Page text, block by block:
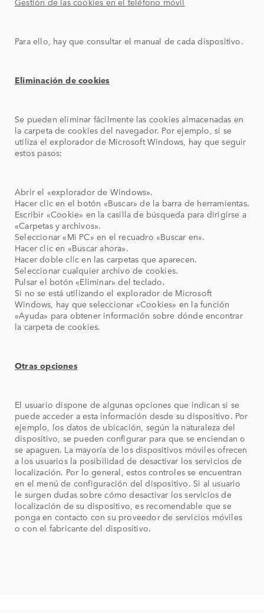
Para ello, hay que consultar el manual de cada dispositivo.
Eliminación de cookies
Se pueden eliminar fácilmente las cookies almacenadas en
la carpeta de cookies del navegador. Por ejemplo, si se
utiliza el explorador de Microsoft Windows, hay que seguir
estos pasos:
Abrir el «explorador de Windows».
Hacer clic en el botón «Buscar» de la barra de herramientas.
Escribir «Cookie» en la casilla de búsqueda para dirigirse a
«Carpetas y archivos».
Seleccionar «Mi PC» en el recuadro «Buscar en».
Hacer clic en «Buscar ahora».
Hacer doble clic en las carpetas que aparecen.
Seleccionar cualquier archivo de cookies.
Pulsar el botón «Eliminar» del teclado.
Si no se está utilizando el explorador de Microsoft
Windows, hay que seleccionar «Cookies» en la función
«Ayuda» para obtener información sobre dónde encontrar
la carpeta de cookies.
Otras opciones
El usuario dispone de algunas opciones que indican si se
puede acceder a esta información desde su dispositivo. Por
ejemplo, los datos de ubicación, según la naturaleza del
dispositivo, se pueden configurar para que se enciendan o
se apaguen. La mayoría de los dispositivos móviles ofrecen
a los usuarios la posibilidad de desactivar los servicios de
localización. Por lo general, estos controles se encuentran
en el menú de configuración del dispositivo. Si al usuario
le surgen dudas sobre cómo desactivar los servicios de
localización de su dispositivo, es recomendable que se
ponga en contacto con su proveedor de servicios móviles
o con el fabricante del dispositivo.